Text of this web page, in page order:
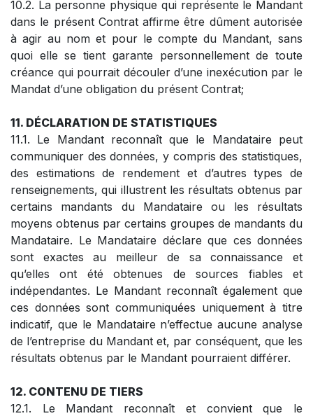
10.2. La personne physique qui représente le Mandant
dans le présent Contrat affirme être dûment autorisée
à agir au nom et pour le compte du Mandant, sans
quoi elle se tient garante personnellement de toute
créance qui pourrait découler d’une inexécution par le
Mandat d’une obligation du présent Contrat;
11. DÉCLARATION DE STATISTIQUES
11.1. Le Mandant reconnaît que le Mandataire peut
communiquer des données, y compris des statistiques,
des estimations de rendement et d’autres types de
renseignements, qui illustrent les résultats obtenus par
certains mandants du Mandataire ou les résultats
moyens obtenus par certains groupes de mandants du
Mandataire. Le Mandataire déclare que ces données
sont exactes au meilleur de sa connaissance et
qu’elles ont été obtenues de sources fiables et
indépendantes. Le Mandant reconnaît également que
ces données sont communiquées uniquement à titre
indicatif, que le Mandataire n’effectue aucune analyse
de l’entreprise du Mandant et, par conséquent, que les
résultats obtenus par le Mandant pourraient différer.
12. CONTENU DE TIERS
12.1. Le Mandant reconnaît et convient que le